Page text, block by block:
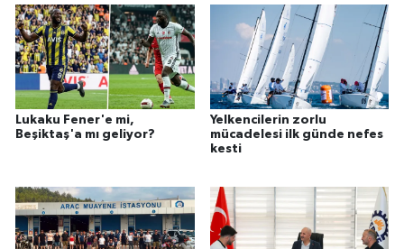
Lukaku Fener'e mi,
Beşiktaş'a mı geliyor?
Yelkencilerin zorlu
mücadelesi ilk günde nefes
kesti